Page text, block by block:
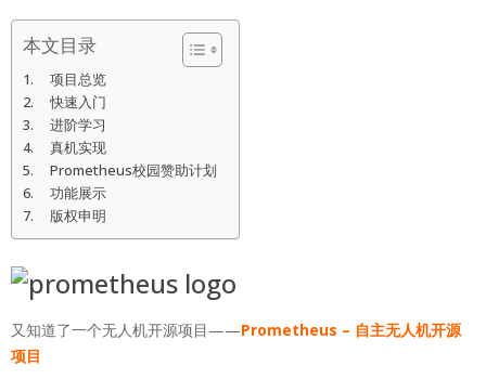
本文目录
项目总览
快速入门
进阶学习
真机实现
Prometheus校园赞助计划
功能展示
版权申明
又知道了一个无人机开源项目——Prometheus – 自主无人机开源
项目